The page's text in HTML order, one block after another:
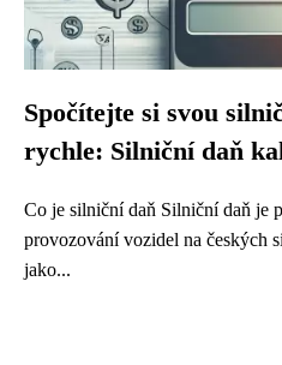
Spočítejte si svou
rychle: Silniční daň
Co je silniční daň Silniční daň je
provozování vozidel na českých
jako...